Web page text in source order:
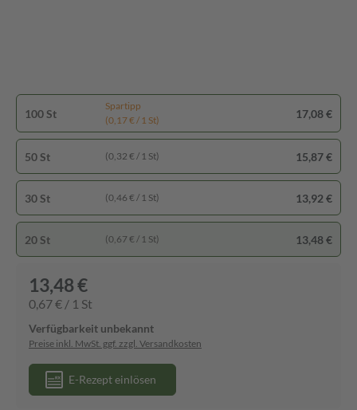
100 St
Spartipp
(0,17 € / 1 St)
17,08 €
50 St (0,32 € / 1 St) 15,87 €
30 St (0,46 € / 1 St) 13,92 €
20 St (0,67 € / 1 St) 13,48 €
13,48 €
0,67 € / 1 St
Verfügbarkeit unbekannt
Preise inkl. MwSt. ggf. zzgl. Versandkosten
E-Rezept einlösen